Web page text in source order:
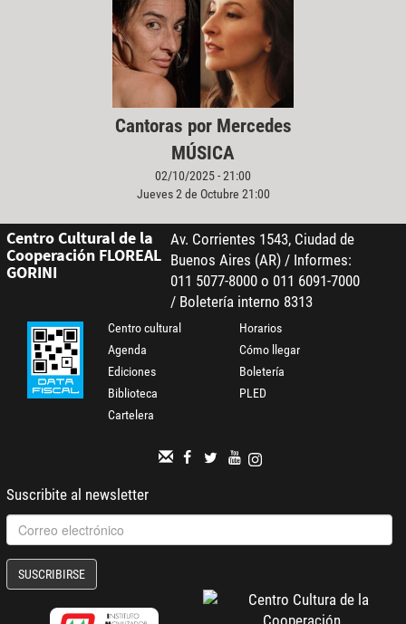
Cantoras por Mercedes
MÚSICA
02/10/2025 - 21:00
Jueves 2 de Octubre 21:00
Centro Cultural de la
Cooperación FLOREAL
GORINI
Av. Corrientes 1543, Ciudad de
Buenos Aires (AR) / Informes:
011 5077-8000 o 011 6091-7000
/ Boletería interno 8313
Centro cultural
Agenda
Ediciones
Biblioteca
Cartelera
Horarios
Cómo llegar
Boletería
PLED
Suscribite al newsletter
SUSCRIBIRSE